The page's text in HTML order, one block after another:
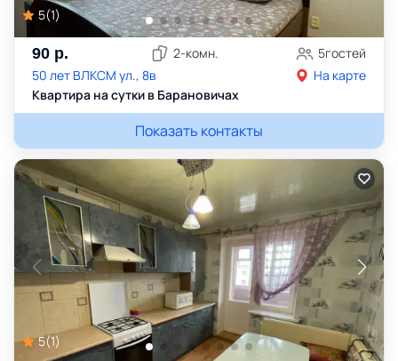
5(1)
90 р. 2-комн. 5гостей
50 лет ВЛКСМ ул., 8в
На карте
Квартира на сутки в Барановичах
Показать контакты
5(1)